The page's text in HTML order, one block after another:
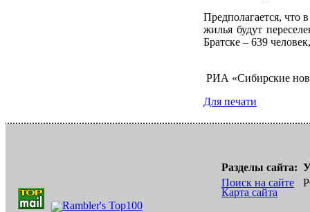
Предполагается, что
жилья будут
Братске – 639
РИА «Сибирские
Для печати
Разделы сайта:
Поиск на сайте
Карта сайта